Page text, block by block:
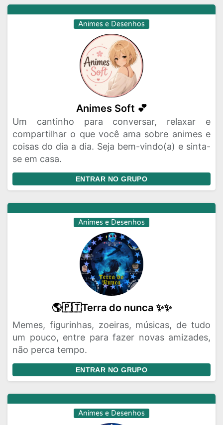
Animes e Desenhos
Animes Soft 💕
Um cantinho para conversar, relaxar e
compartilhar o que você ama sobre animes e
coisas do dia a dia. Seja bem-vindo(a) e sinta-
se em casa.
ENTRAR NO GRUPO
Animes e Desenhos
🌎🇵🇹Terra do nunca ✨✨
Memes, figurinhas, zoeiras, músicas, de tudo
um pouco, entre para fazer novas amizades,
não perca tempo.
ENTRAR NO GRUPO
Animes e Desenhos